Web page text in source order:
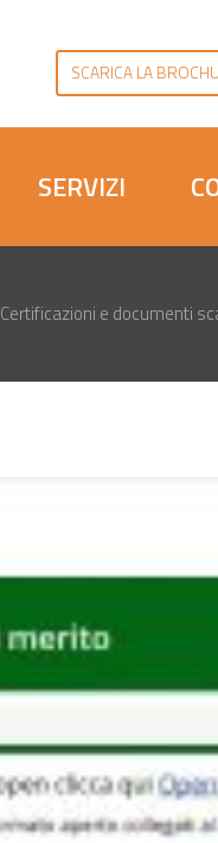
SCARICA LA
SERVIZI
Certificazioni e documenti